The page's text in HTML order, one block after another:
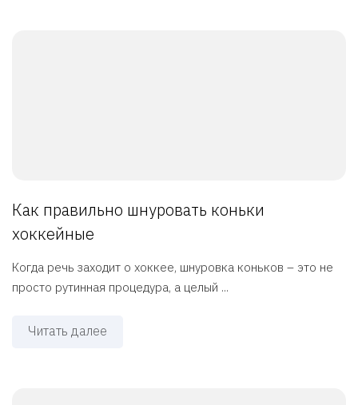
Как правильно шнуровать коньки
хоккейные
Когда речь заходит о хоккее, шнуровка коньков – это не
просто рутинная процедура, а целый ...
Читать далее